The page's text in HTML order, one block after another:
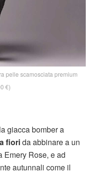
pelle scamosciata premium
€)
giacca bomber a
a fiorida abbinare a un
Emery Rose, e ad
autunnali come il